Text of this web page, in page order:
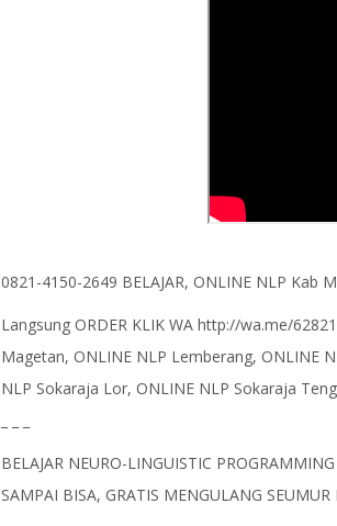
0821-4150-2649 BELAJAR, ONLINE NLP Kab
Langsung ORDER KLIK WA http://wa.me/
Magetan, ONLINE NLP Lemberang, ONLINE
NLP Sokaraja Lor, ONLINE NLP Sokaraja
BELAJAR NEURO-LINGUISTIC
SAMPAI BISA, GRATIS MENGULANG